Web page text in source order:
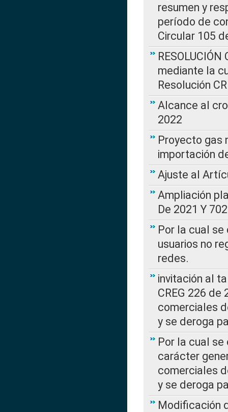
resumen y
período de
Circular 105
mediante la
Resolución
Alcance al
2022
Proyecto gas
importación
Ajuste al
Ampliación
De 2021 Y
Por la cual
usuarios no
redes.
invitación al
CREG 226
comerciales
y se deroga
Por la cual
carácter
comerciales
y se deroga
Modificación